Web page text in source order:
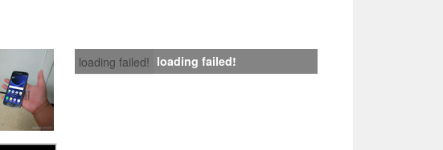
loading failed! loading failed!